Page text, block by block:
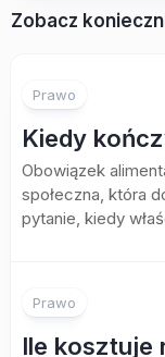
Zobacz
Prawo
Kiedy
Obowiązek
społeczna, która
pytanie, kiedy
Prawo
Ile kosztuje